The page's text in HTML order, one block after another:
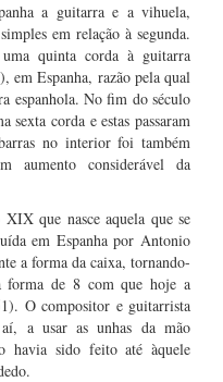
a guitarra e a vihuela,
em relação à segunda.
quinta corda à guitarra
em Espanha, razão pela qual
espanhola. No fim do século
corda e estas passaram
no interior foi também
aumento considerável da
que nasce aquela que se
em Espanha por Antonio
a forma da caixa, tornando-
forma de 8 com que hoje a
O compositor e guitarrista
a usar as unhas da mão
havia sido feito até àquele